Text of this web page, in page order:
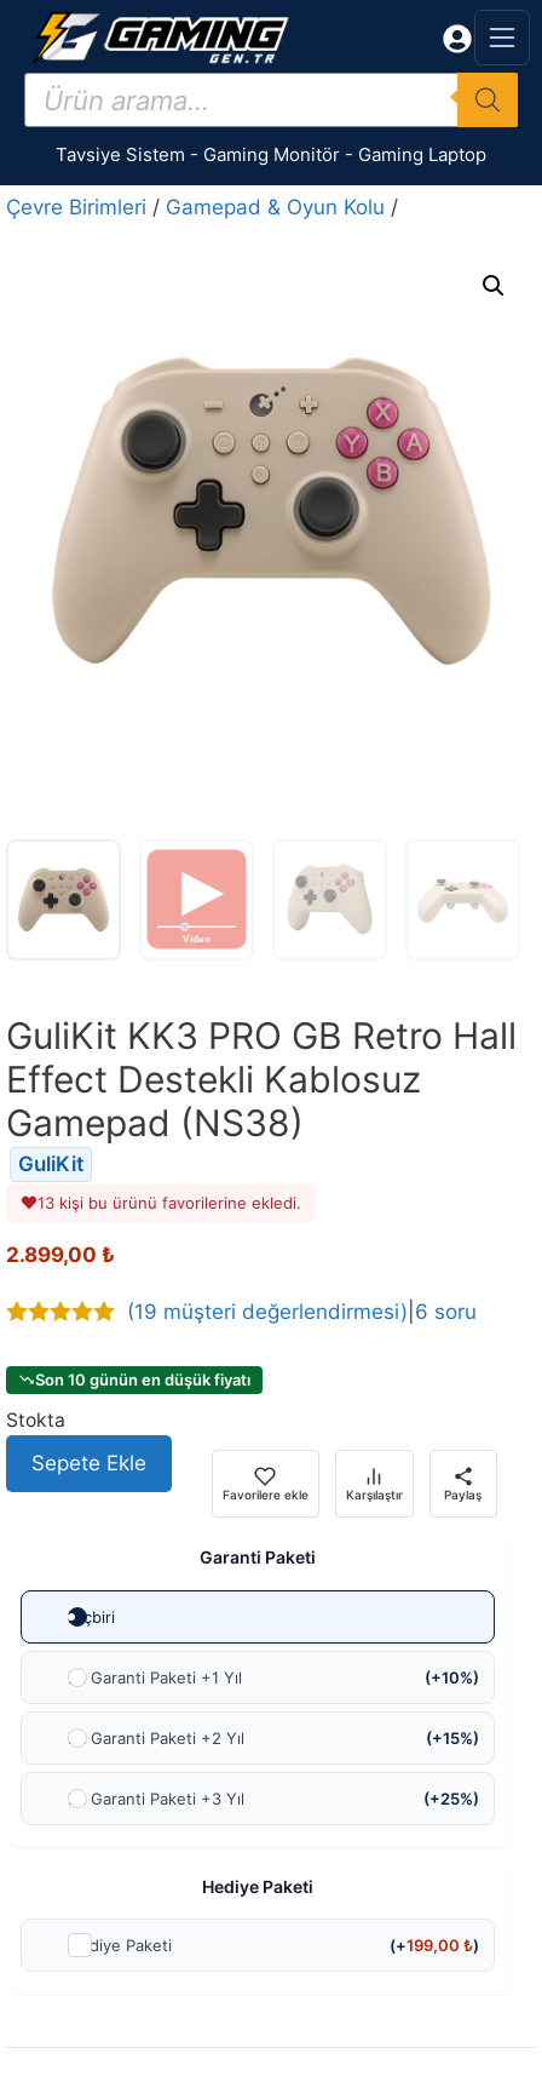
İçeriğe
Products
search
Tavsiye Sistem - Gaming Monitör - Gaming Laptop
Çevre Birimleri / Gamepad & Oyun Kolu /
GuliKit KK3 PRO GB Retro Hall
Effect Destekli Kablosuz
Gamepad (NS38)
GuliKit
13 kişi bu ürünü favorilerine ekledi.
2.899,00 ₺
5
(19 müşteri değerlendirmesi) 6 soru
Son 10 günün en düşük fiyatı
Stokta
Sepete Ekle
Favorilere ekle Karşılaştır Paylaş
Garanti Paketi
Hiçbiri
Ek Garanti Paketi +1 Yıl (+10%)
Ek Garanti Paketi +2 Yıl (+15%)
Ek Garanti Paketi +3 Yıl (+25%)
Hediye Paketi
Hediye Paketi (+199,00₺)